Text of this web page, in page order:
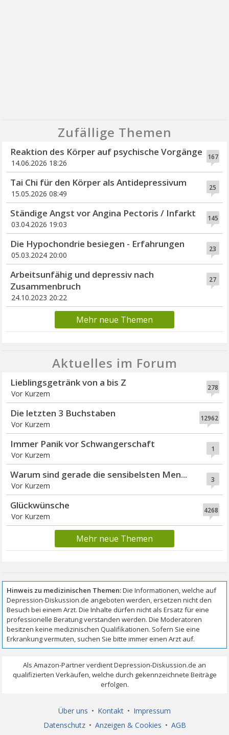
Zufällige Themen
167
Reaktion des Körper auf psychische Vorgänge
14.06.2026 18:26
25
Tai Chi für den Körper als Antidepressivum
15.05.2026 08:49
145
Ständige Angst vor Angina Pectoris / Infarkt
03.04.2026 19:03
23
Die Hypochondrie besiegen - Erfahrungen
05.03.2024 20:00
27
Arbeitsunfähig und depressiv nach
Zusammenbruch
24.10.2023 20:22
Mehr neue Themen
Aktuelles im Forum
278
Lieblingsgetränk von a bis Z
Vor Kurzem
12962
Die letzten 3 Buchstaben
Vor Kurzem
1
Immer Panik vor Schwangerschaft
Vor Kurzem
3
Warum sind gerade die sensibelsten Men...
Vor Kurzem
4268
Glückwünsche
Vor Kurzem
Mehr neue Themen
Über uns • Kontakt • Impressum
Datenschutz • Anzeigen & Cookies • AGB